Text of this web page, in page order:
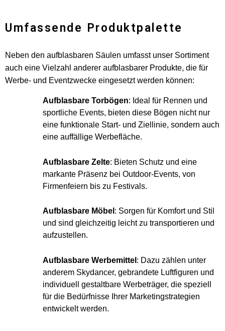
Umfassende Produktpalette
Neben den aufblasbaren Säulen umfasst unser Sortiment
auch eine Vielzahl anderer aufblasbarer Produkte, die für
Werbe- und Eventzwecke eingesetzt werden können:
Aufblasbare Torbögen: Ideal für Rennen und
sportliche Events, bieten diese Bögen nicht nur
eine funktionale Start- und Ziellinie, sondern auch
eine auffällige Werbefläche.
Aufblasbare Zelte: Bieten Schutz und eine
markante Präsenz bei Outdoor-Events, von
Firmenfeiern bis zu Festivals.
Aufblasbare Möbel : Sorgen für Komfort und Stil
und sind gleichzeitig leicht zu transportieren und
aufzustellen.
Aufblasbare Werbemittel : Dazu zählen unter
anderem Skydancer, gebrandete Luftfiguren und
individuell gestaltbare Werbeträger, die speziell
für die Bedürfnisse Ihrer Marketingstrategien
entwickelt werden.